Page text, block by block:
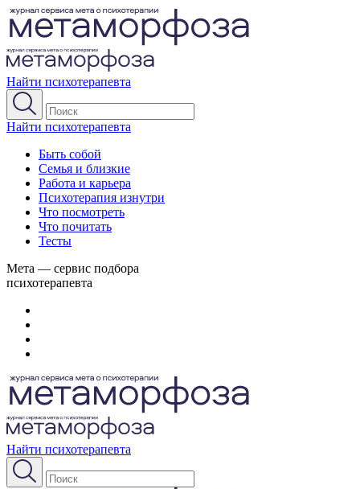
Найти психотерапевта
Найти психотерапевта
Быть собой
Семья и близкие
Работа и карьера
Психотерапия изнутри
Что посмотреть
Что почитать
Тесты
Мета — сервис подбора
психотерапевта
Найти психотерапевта